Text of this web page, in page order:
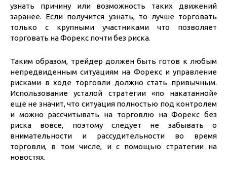
узнать причину или возможность таких движений
заранее. Если получится узнать, то лучше торговать
только с крупными участниками что позволяет
торговать на Форекс почти без риска.
Таким образом, трейдер должен быть готов к любым
непредвиденным ситуациям на Форекс и управление
рисками в ходе торговли должно стать привычным.
Использование усталой стратегии «по накатанной»
еще не значит, что ситуация полностью под контролем
и можно рассчитывать на торговлю на Форекс без
риска вовсе, поэтому следует не забывать о
внимательности и рассудительности во время
торговли, в том числе, и с помощью стратегии на
новостях.